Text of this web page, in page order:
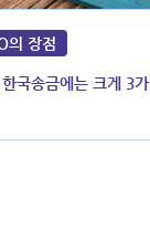
의 장점
국송금에는 크게 3